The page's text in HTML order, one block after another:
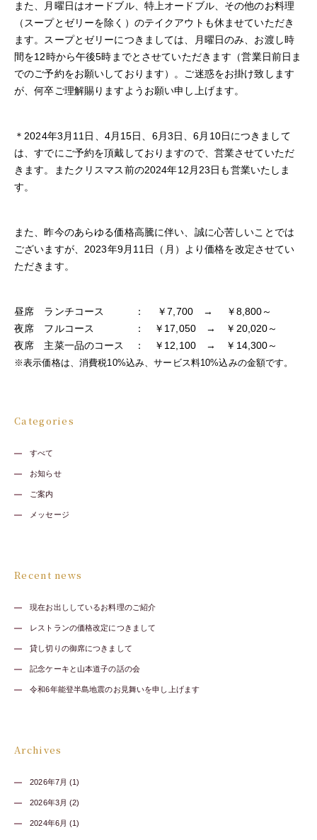
また、月曜日はオードブル、特上オードブル、その他のお料理
（スープとゼリーを除く）のテイクアウトも休ませていただき
ます。スープとゼリーにつきましては、月曜日のみ、お渡し時
間を12時から午後5時までとさせていただきます（営業日前日ま
でのご予約をお願いしております）。ご迷惑をお掛け致します
が、何卒ご理解賜りますようお願い申し上げます。
＊2024年3月11日、4月15日、6月3日、6月10日につきまして
は、すでにご予約を頂戴しておりますので、営業させていただ
きます。またクリスマス前の2024年12月23日も営業いたしま
す。
また、昨今のあらゆる価格高騰に伴い、誠に心苦しいことでは
ございますが、2023年9月11日（月）より価格を改定させてい
ただきます。
昼席 ランチコース ： ￥7,700 → ￥8,800～
夜席 フルコース ： ￥17,050 → ￥20,020～
夜席 主菜一品のコース ： ￥12,100 → ￥14,300～
※表示価格は、消費税10%込み、サービス料10%込みの金額です。
Categories
すべて
お知らせ
ご案内
メッセージ
Recent news
現在お出ししているお料理のご紹介
レストランの価格改定につきまして
貸し切りの御席につきまして
記念ケーキと山本道子の話の会
令和6年能登半島地震のお見舞いを申し上げます
Archives
2026年7月 (1)
2026年3月 (2)
2024年6月 (1)